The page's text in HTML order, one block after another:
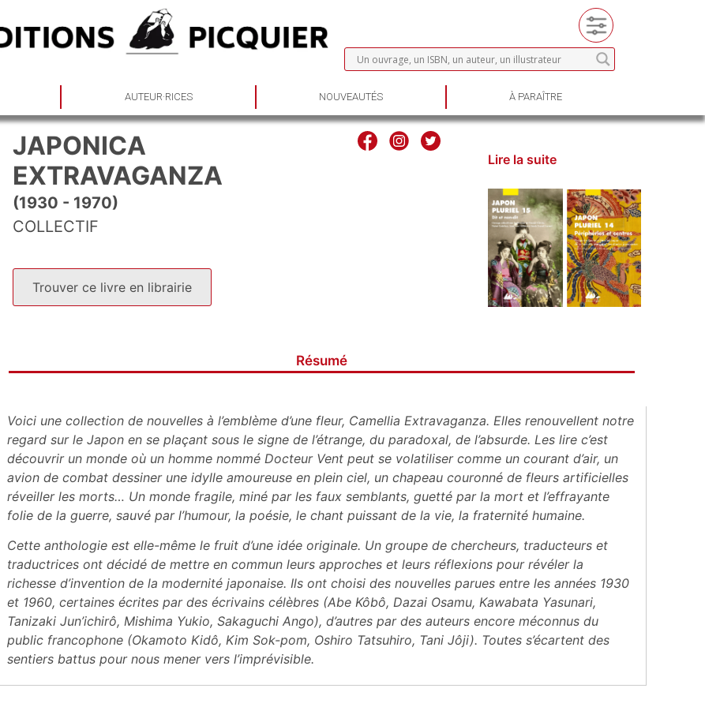
AUTEUR·RICES NOUVEAUTÉS À PARAÎTRE
JAPONICA
EXTRAVAGANZA
(1930 - 1970)
COLLECTIF
Trouver ce livre en librairie
Lire la suite
Résumé
Voici une collection de nouvelles à l’emblème d’une fleur, Camellia Extravaganza. Elles renouvellent notre
regard sur le Japon en se plaçant sous le signe de l’étrange, du paradoxal, de l’absurde. Les lire c’est
découvrir un monde où un homme nommé Docteur Vent peut se volatiliser comme un courant d’air, un
avion de combat dessiner une idylle amoureuse en plein ciel, un chapeau couronné de fleurs artificielles
réveiller les morts… Un monde fragile, miné par les faux semblants, guetté par la mort et l’effrayante
folie de la guerre, sauvé par l’humour, la poésie, le chant puissant de la vie, la fraternité humaine.
Cette anthologie est elle-même le fruit d’une idée originale. Un groupe de chercheurs, traducteurs et
traductrices ont décidé de mettre en commun leurs approches et leurs réflexions pour révéler la
richesse d’invention de la modernité japonaise. Ils ont choisi des nouvelles parues entre les années 1930
et 1960, certaines écrites par des écrivains célèbres (Abe Kôbô, Dazai Osamu, Kawabata Yasunari,
Tanizaki Jun’ichirô, Mishima Yukio, Sakaguchi Ango), d’autres par des auteurs encore méconnus du
public francophone (Okamoto Kidô, Kim Sok-pom, Oshiro Tatsuhiro, Tani Jôji). Toutes s’écartent des
sentiers battus pour nous mener vers l’imprévisible.